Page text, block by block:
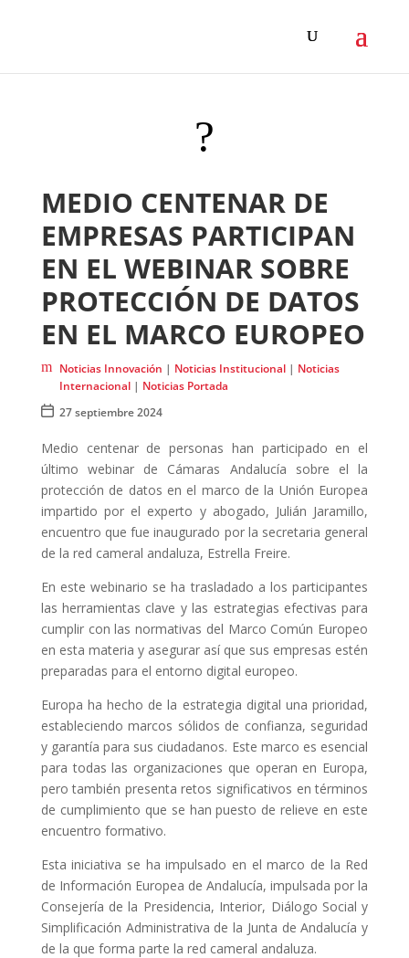
?
MEDIO CENTENAR DE
EMPRESAS PARTICIPAN
EN EL WEBINAR SOBRE
PROTECCIÓN DE DATOS
EN EL MARCO EUROPEO
m Noticias Innovación | Noticias Institucional| Noticias
Internacional| Noticias Portada
 27 septiembre 2024
Medio centenar de personas han participado en el
último webinar de Cámaras Andalucía sobre el la
protección de datos en el marco de la Unión Europea
impartido por el experto y abogado, Julián Jaramillo,
encuentro que fue inaugurado por la secretaria general
de la red cameral andaluza, Estrella Freire.
En este webinario se ha trasladado a los participantes
las herramientas clave y las estrategias efectivas para
cumplir con las normativas del Marco Común Europeo
en esta materia y asegurar así que sus empresas estén
preparadas para el entorno digital europeo.
Europa ha hecho de la estrategia digital una prioridad,
estableciendo marcos sólidos de confianza, seguridad
y garantía para sus ciudadanos. Este marco es esencial
para todas las organizaciones que operan en Europa,
pero también presenta retos significativos en términos
de cumplimiento que se han puesto de relieve en este
encuentro formativo.
Esta iniciativa se ha impulsado en el marco de la Red
de Información Europea de Andalucía, impulsada por la
Consejería de la Presidencia, Interior, Diálogo Social y
Simplificación Administrativa de la Junta de Andalucía y
de la que forma parte la red cameral andaluza.